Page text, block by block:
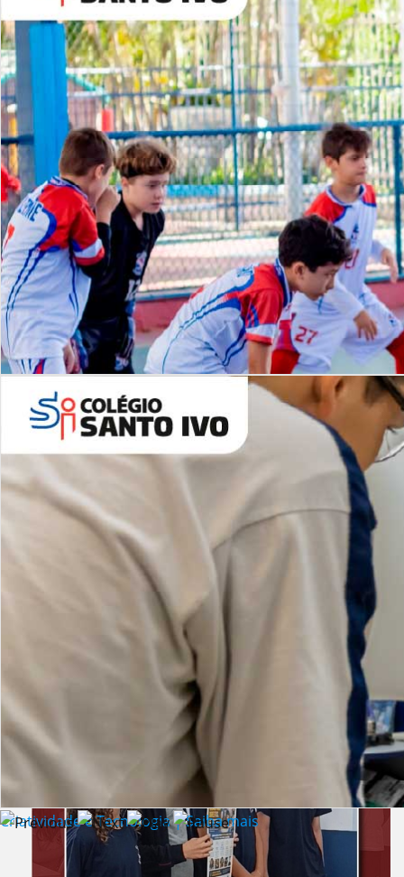
Desafios | Saiba mais
Criatividade e Tecnologia | Saiba mais
Lista de vídeos
NOSSOCANAL